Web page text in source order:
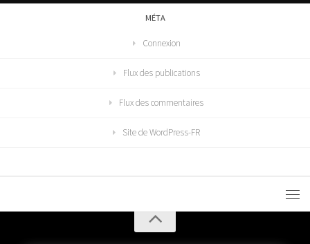
MÉTA
Connexion
Flux des publications
Flux des commentaires
Site de WordPress-FR